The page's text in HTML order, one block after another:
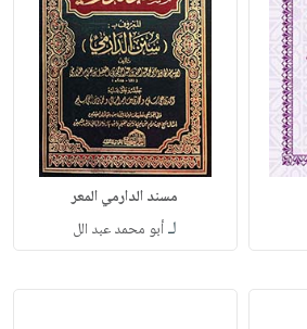
مسند الدارمي المعر
لـأبو محمد عبد الل